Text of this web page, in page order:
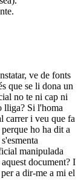
ve de fonts
que se li dona un
no te ni cap ni
lliga? Si l'homa
carrer i veu que fa
ho ha dit a
manipulada
document? I
a dir-me a mi el